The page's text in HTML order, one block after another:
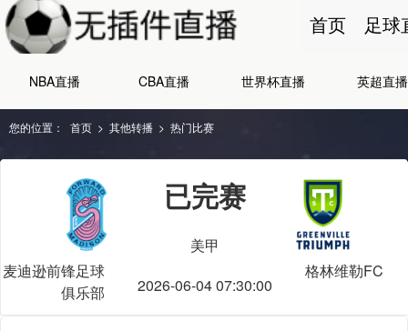
首页 足球
NBA直播 CBA直播 世界杯直播 英超直播
您的位置： 首页 > 其他转播 > 热门比赛
麦迪逊前锋足球
俱乐部
已完赛
美甲
2026-06-04 07:30:00
格林维勒FC